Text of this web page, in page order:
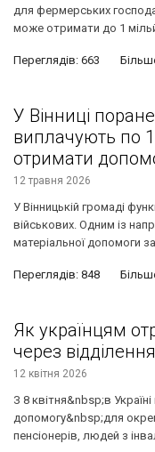
для фермерських
може отримати до 1
Переглядів: 663
У Вінниці
виплачують по
отримати
12 травня 2026
У Вінницькій громаді
військових. Одним із
матеріальної допомоги
Переглядів: 848
Як українцям
через
12 квітня 2026
З 8 квітня&nbsp;в
допомогу&nbsp;для
пенсіонерів, людей з